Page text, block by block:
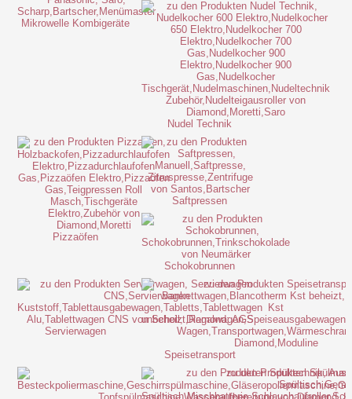
Mikrowelle Kombigeräte
Nudel Technik
Pizzaöfen
Saftpressen
Schokobrunnen
Servierwagen
Speisetransport